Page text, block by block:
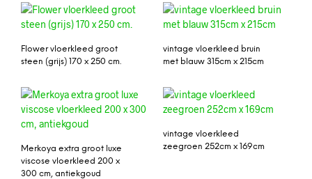
Flower vloerkleed groot
steen (grijs) 170 x 250 cm.
vintage vloerkleed bruin
met blauw 315cm x 215cm
Merkoya extra groot luxe
viscose vloerkleed 200 x
300 cm, antiekgoud
vintage vloerkleed
zeegroen 252cm x 169cm